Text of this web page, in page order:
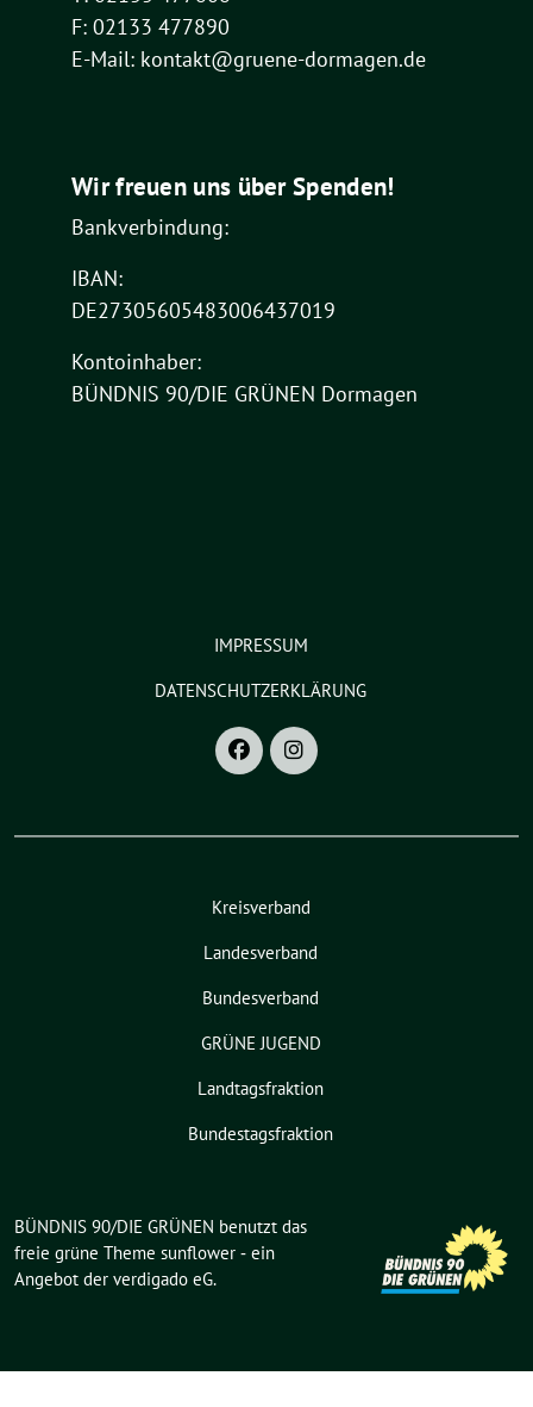
F: 02133 477890
E-Mail: kontakt@gruene-dormagen.de
Wir freuen uns über Spenden!
Bankverbindung:
IBAN:
DE27305605483006437019
Kontoinhaber:
BÜNDNIS 90/DIE GRÜNEN Dormagen
IMPRESSUM
DATENSCHUTZERKLÄRUNG
Kreisverband
Landesverband
Bundesverband
GRÜNE JUGEND
Landtagsfraktion
Bundestagsfraktion
BÜNDNIS 90/DIE GRÜNEN benutzt das
freie grüne Theme sunflower ‐ ein
Angebot der verdigado eG.